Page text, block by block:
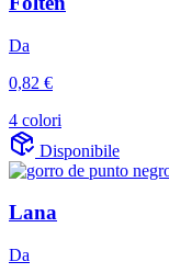
Da
0,82 €
4 colori
Disponibile
Lana
Da